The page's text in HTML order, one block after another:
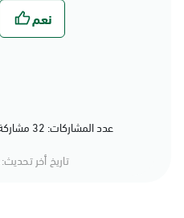
عدد المشاركات: 32 مشاركة (81%) أعجبهم المحتوى
تاريخ أخر تحديث: